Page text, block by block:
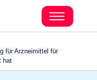
für Arzneimittel für
hat